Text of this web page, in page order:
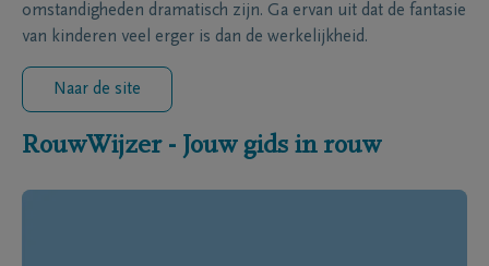
omstandigheden dramatisch zijn. Ga ervan uit dat de fantasie
van kinderen veel erger is dan de werkelijkheid.
Naar de site
RouwWijzer - Jouw gids in rouw